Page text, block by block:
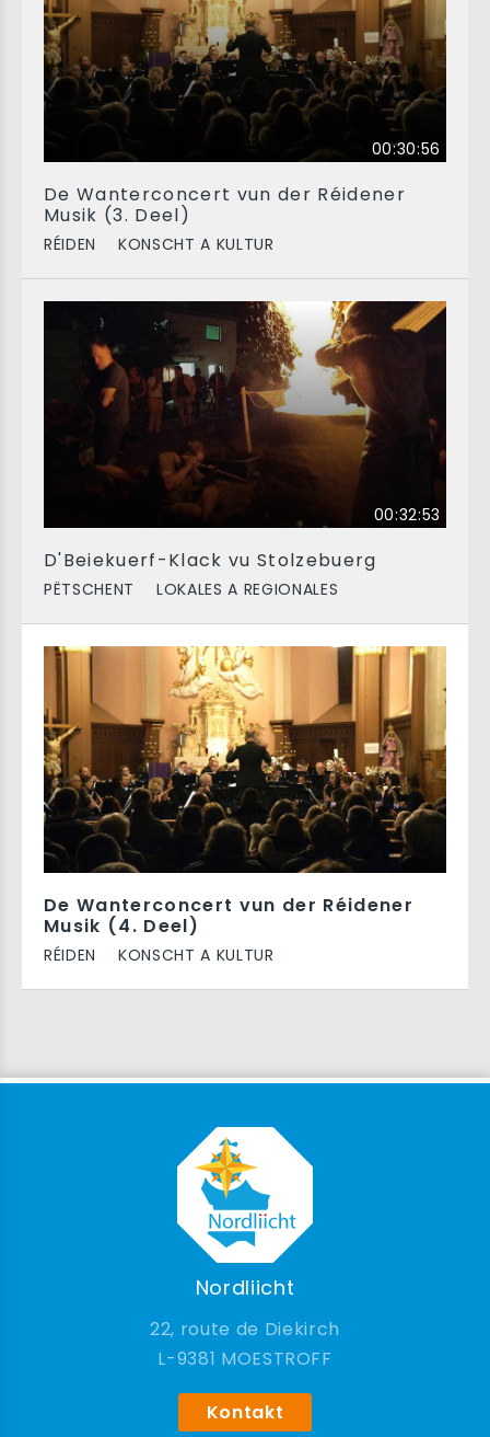
00:30:56
De Wanterconcert vun der Réidener
Musik (3. Deel)
RÉIDEN KONSCHT A KULTUR
00:32:53
D'Beiekuerf-Klack vu Stolzebuerg
PËTSCHENT LOKALES A REGIONALES
De Wanterconcert vun der Réidener
Musik (4. Deel)
RÉIDEN KONSCHT A KULTUR
Nordliicht
22, route de Diekirch
9381 MOESTROFF
Kontakt